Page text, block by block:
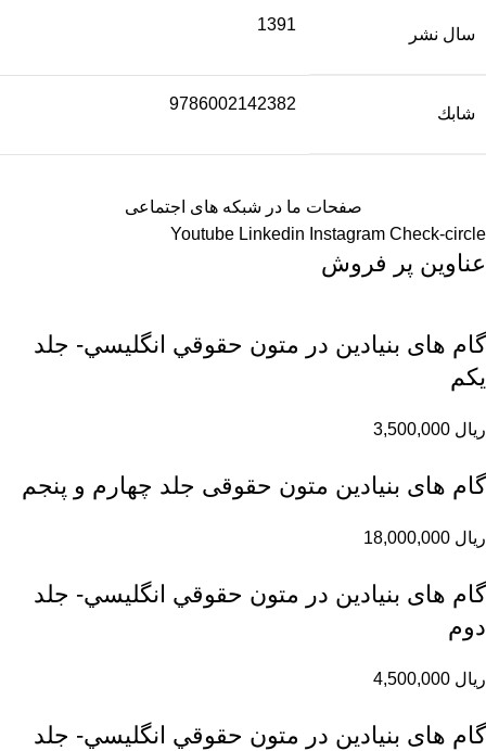
سال نشر
1391
شابك
9786002142382
صفحات ما در شبکه های اجتماعی
Youtube Linkedin Instagram Check-circle
عناوین پر فروش
گام های بنیادین در متون حقوقي انگليسي- جلد
يكم
ریال
گام های بنیادین متون حقوقی جلد چهارم و پنجم
ریال
گام های بنیادین در متون حقوقي انگليسي- جلد
دوم
ریال
گام های بنیادین در متون حقوقي انگليسي- جلد